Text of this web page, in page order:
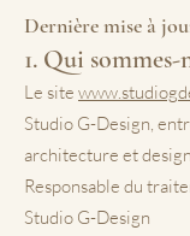
Dernière mise à
1. Qui sommes-
Le site
Studio G-Design,
architecture et
Responsable du
Studio G-Design